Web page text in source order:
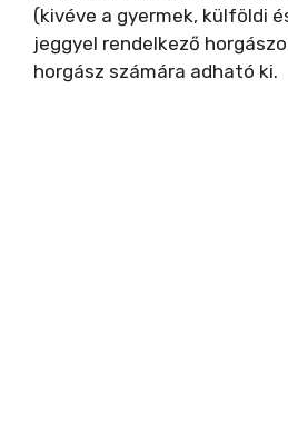
(kivéve a gyermek, külföldi
jeggyel rendelkező
horgász számára adható ki.